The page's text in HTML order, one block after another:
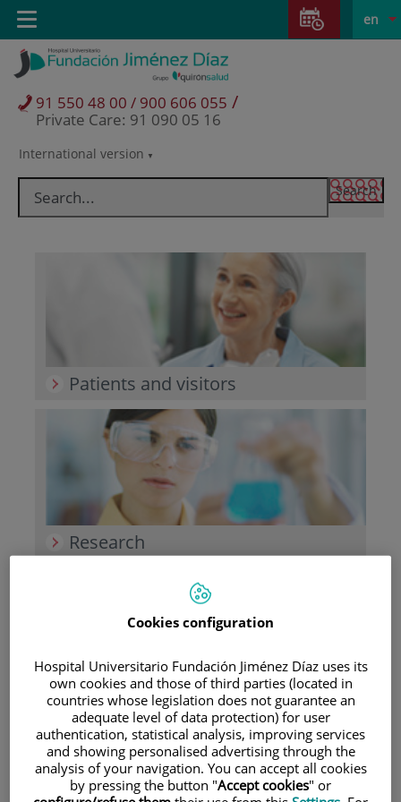
Jump to content
Jump
content
Language
selector
Active
en
International version
91 550 48 00 / 900 606 055 /
Private Care: 91 090 05 16
Toggle
navigation
Patients and visitors
Research
Teaching
Teléfono de atención al usuario
Cookies configuration
Hospital Universitario Fundación Jiménez Díaz uses its
own cookies and those of third parties (located in
countries whose legislation does not guarantee an
adequate level of data protection) for user
authentication, statistical analysis, improving services
and showing personalised advertising through the
analysis of your navigation. You can accept all cookies
by pressing the button "Accept cookies" or